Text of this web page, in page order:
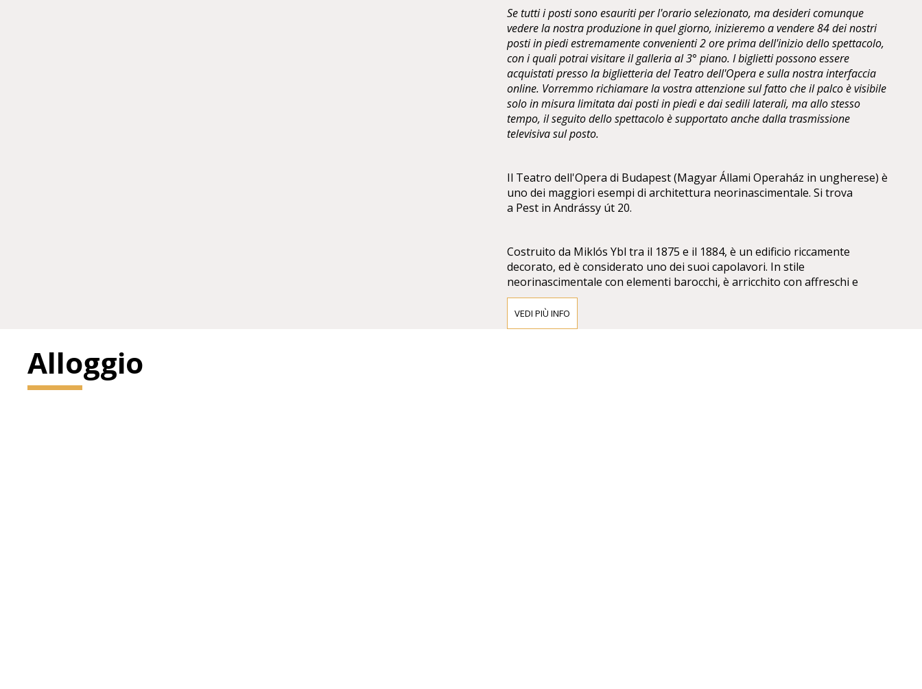
Se tutti i posti sono esauriti per l'orario selezionato, ma desideri comunque
vedere la nostra produzione in quel giorno, inizieremo a vendere 84 dei nostri
posti in piedi estremamente convenienti 2 ore prima dell'inizio dello spettacolo,
con i quali potrai visitare il galleria al 3° piano. I biglietti possono essere
acquistati presso la biglietteria del Teatro dell'Opera e sulla nostra interfaccia
online. Vorremmo richiamare la vostra attenzione sul fatto che il palco è visibile
solo in misura limitata dai posti in piedi e dai sedili laterali, ma allo stesso
tempo, il seguito dello spettacolo è supportato anche dalla trasmissione
televisiva sul posto.
Il Teatro dell'Opera di Budapest (Magyar Állami Operaház in ungherese) è
uno dei maggiori esempi di architettura neorinascimentale. Si trova
a Pest in Andrássy út 20.
Costruito da Miklós Ybl tra il 1875 e il 1884, è un edificio riccamente
decorato, ed è considerato uno dei suoi capolavori. In stile
neorinascimentale con elementi barocchi, è arricchito con affreschi e
sculture di Bertalan Székely,Mór Than e Károly Lotz.
VEDI PIÙ INFO
Alloggio